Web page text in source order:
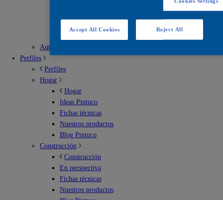
Automotriz
Perfiles
Perfiles
Hogar
Hogar
Ideas Pintuco
Fichas técnicas
Nuestros productos
Blog Pintuco
Construcción
Construcción
En perspectiva
Fichas técnicas
Nuestros productos
Reject All
Accept All Cookies